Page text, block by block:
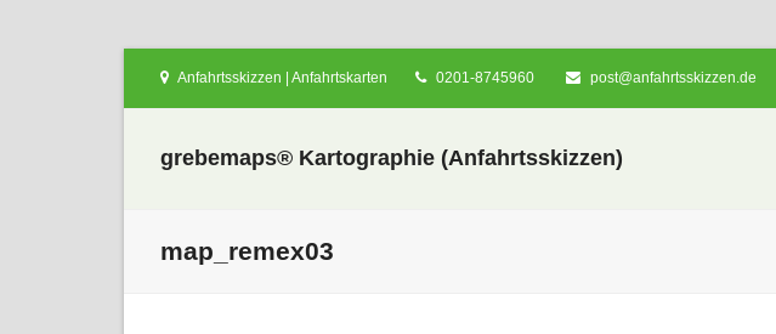
Anfahrtsskizzen | Anfahrtskarten 0201-8745960 post@anfahrtsskizzen.de
grebemaps® Kartographie (Anfahrtsskizzen)
map_remex03